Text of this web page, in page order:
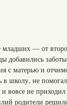
— от
добавились
с матерью и
в школу, не
вовсе не
родители